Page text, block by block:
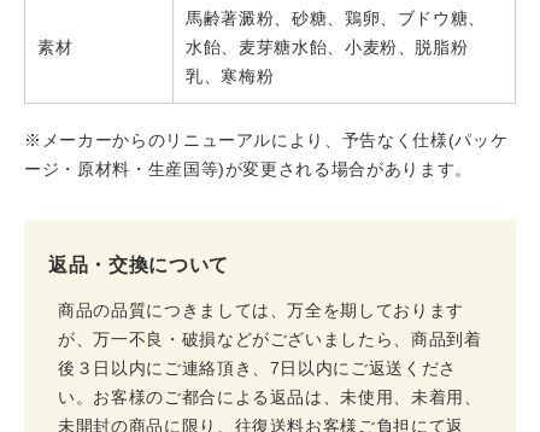
素材
馬齢著澱粉、砂糖、鶏卵、ブドウ糖、
水飴、麦芽糖水飴、小麦粉、脱脂粉
乳、寒梅粉
※メーカーからのリニューアルにより、予告なく仕様(パッケ
ージ・原材料・生産国等)が変更される場合があります。
返品・交換について
商品の品質につきましては、万全を期しております
が、万一不良・破損などがございましたら、商品到着
後３日以内にご連絡頂き、7日以内にご返送くださ
い。お客様のご都合による返品は、未使用、未着用、
未開封の商品に限り、往復送料お客様ご負担にて返